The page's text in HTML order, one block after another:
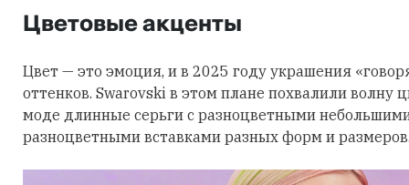
Цветовые акценты
Цвет — это эмоция, и в 2025 году украшения
оттенков. Swarovski в этом плане похвалили волну
моде длинные серьги с разноцветными
разноцветными вставками разных форм и